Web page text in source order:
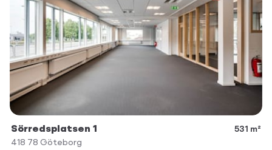
Sörredsplatsen 1
531 m²
418 78 Göteborg